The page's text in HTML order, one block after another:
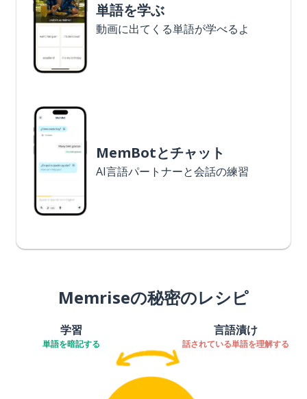
単語を学ぶ
動画に出てくる単語が学べるよ
MemBotとチャット
AI言語パートナーと会話の練習
Memriseの秘密のレシピ
学習
単語を暗記する
言語漬け
話されている単語を理解する